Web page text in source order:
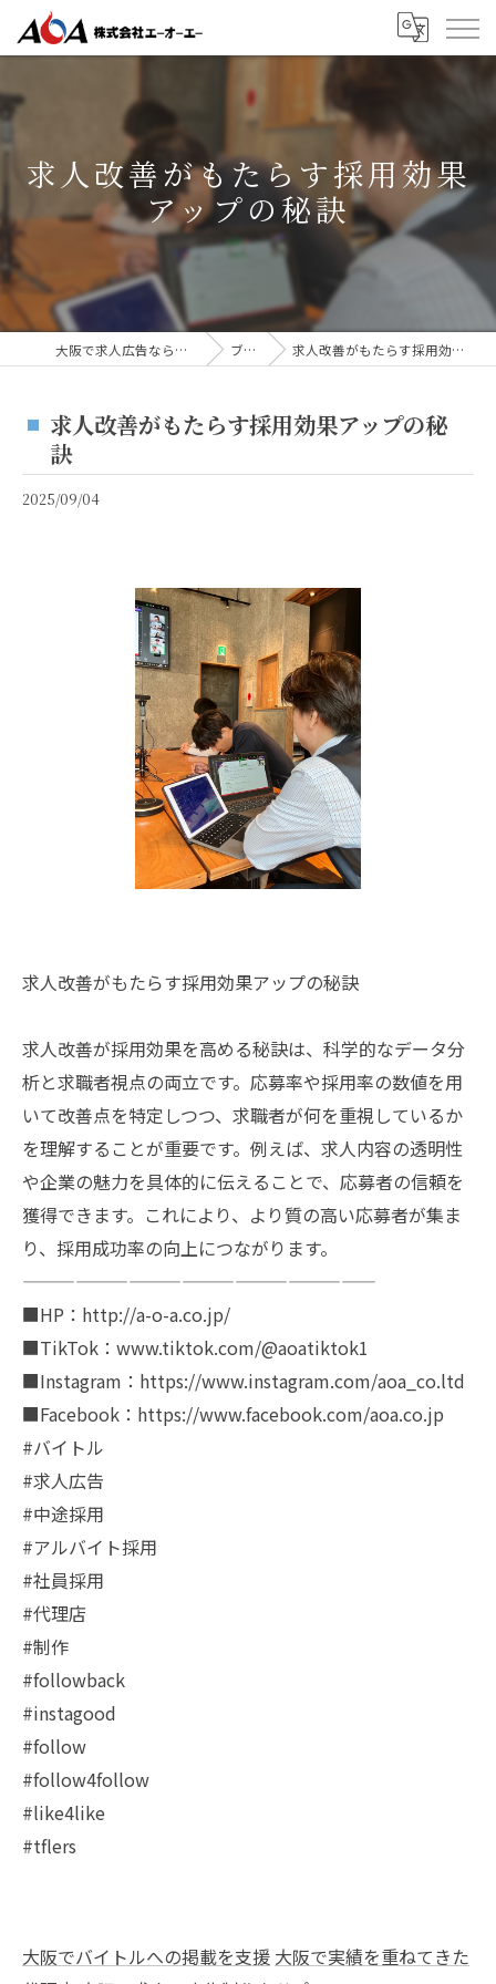
求人改善がもたらす採用効果
アップの秘訣
大阪で求人広告なら株式会社AOA ブログ 求人改善がもたらす採用効果アップの秘訣
求人改善がもたらす採用効果アップの秘
訣
2025/09/04
求人改善がもたらす採用効果アップの秘訣
求人改善が採用効果を高める秘訣は、科学的なデータ分
析と求職者視点の両立です。応募率や採用率の数値を用
いて改善点を特定しつつ、求職者が何を重視しているか
を理解することが重要です。例えば、求人内容の透明性
や企業の魅力を具体的に伝えることで、応募者の信頼を
獲得できます。これにより、より質の高い応募者が集ま
り、採用成功率の向上につながります。
————————————————————
■HP：http://a-o-a.co.jp/
■TikTok：www.tiktok.com/@aoatiktok1
■Instagram：https://www.instagram.com/aoa_co.ltd
■Facebook：https://www.facebook.com/aoa.co.jp
#バイトル
#求人広告
#中途採用
#アルバイト採用
#社員採用
#代理店
#制作
#followback
#instagood
#follow
#follow4follow
#like4like
#tflers
大阪でバイトルへの掲載を支援 大阪で実績を重ねてきた